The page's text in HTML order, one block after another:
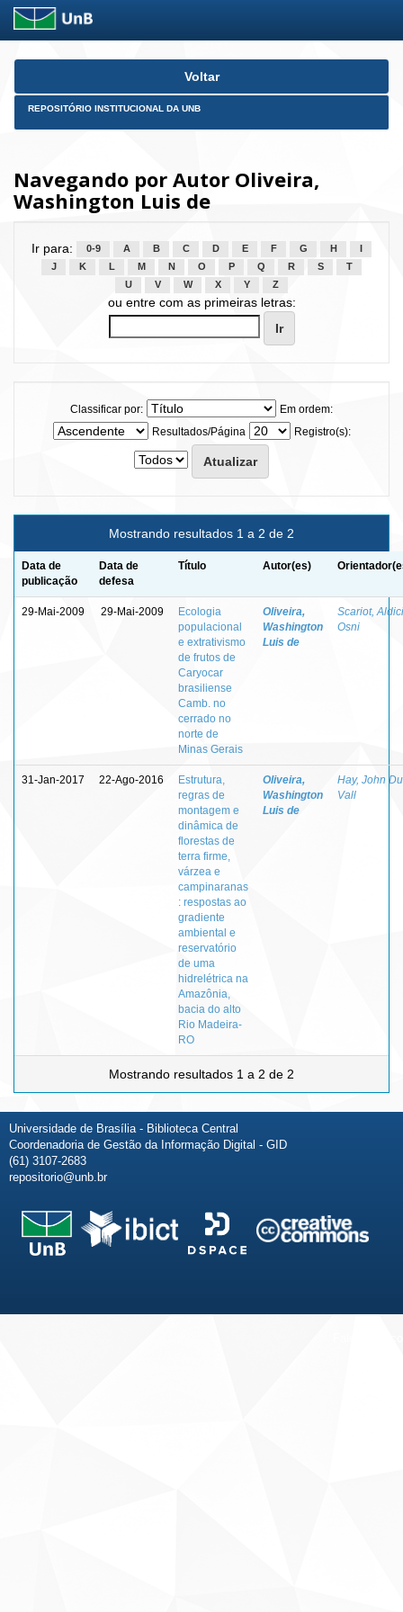
Skip
Voltar
REPOSITÓRIO INSTITUCIONAL DA UNB
Navegando por Autor Oliveira,
Washington Luis de
Ir para: 0-9 A B C D E F G H
J
K L M N O P Q R S
T
U
V W X Y Z
ou entre com as primeiras letras:
Classificar por:
Em ordem:
Resultados/Página
Registro(s):
Mostrando resultados 1 a 2 de 2
Data de
publicação
Data de
defesa
Título Autor(es)
29-Mai-2009 29-Mai-2009
Ecologia
populacional
e extrativismo
de frutos de
Caryocar
brasiliense
Camb. no
cerrado no
norte de
Minas Gerais
Oliveira,
Washington
Luis de
Scariot,
Osni
31-Jan-2017 22-Ago-2016
Estrutura,
regras de
montagem e
dinâmica de
florestas de
terra firme,
várzea e
campinaranas
: respostas ao
gradiente
ambiental e
reservatório
de uma
hidrelétrica na
Amazônia,
bacia do alto
Rio Madeira-
RO
Oliveira,
Washington
Luis de
Hay, John Du
Vall
Mostrando resultados 1 a 2 de 2
Universidade de Brasília - Biblioteca Central
Coordenadoria de Gestão da Informação Digital - GID
(61) 3107-2683
repositorio@unb.br